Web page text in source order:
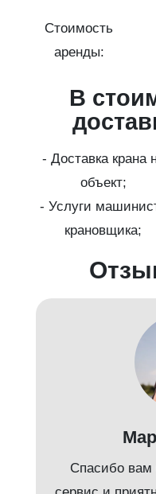
Стоимость
аренды:
В
- Доставка крана
объект;
- Услуги
крановщика;
Спасибо вам